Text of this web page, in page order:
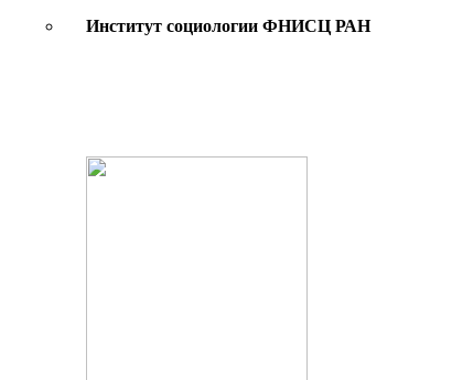
Институт социологии ФНИСЦ РАН